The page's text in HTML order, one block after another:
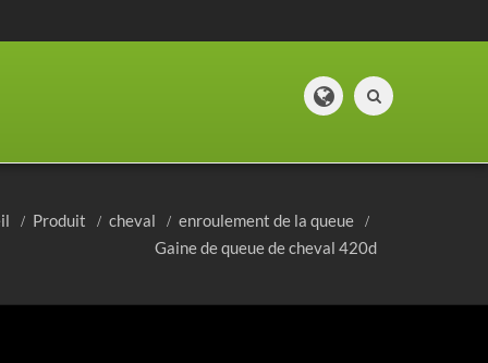
Produit cheval
enroulement de la queue
Gaine de queue de cheval 420d